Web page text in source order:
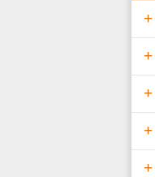
+
+
+
+
+